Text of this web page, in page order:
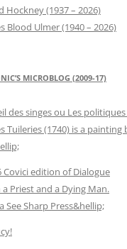
Hockney (1937 – 2026)
Blood Ulmer (1940 – 2026)
MICROBLOG (2009-17)
des singes ou Les
Tuileries (1740) is a painting
Covici edition of Dialogue
a Priest and a Dying Man.
See Sharp Press&hellip;